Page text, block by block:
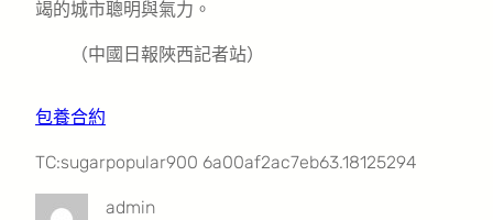
竭的城市聰明與氣力。
（中國日報陜西記者站）
包養合約
TC:sugarpopular900 6a00af2ac7eb63.18125294
admin